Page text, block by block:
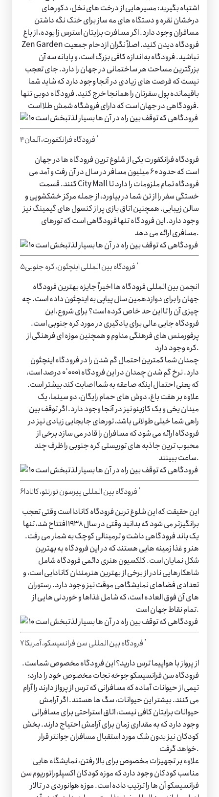
اشتباه بگیرید: مسیرهایی از درخت های نخل، دکورهای
درخشان نقره و دستگاه های مه ساز برای خنک نگه داشتن
مسافران وجود دارد. اگر مسافرت برایتان استرس زا بوده، از باغ
Zen Garden فرودگاه دیدن کنید. اصلاً نگران ازدحام جمعیت
نباشید. فرودگاه به اندازه کافی بزرگ است، و پایانه سه آن
بزرگترین مساحت هر ساختمانی در جهان را دارد. جای تعجب
نیست که فرصت های زیادی در آنجا وجود دارد که شاید شما
باقیمانده پول سفرتان را همانجا خرج کنید. فرودگاه دوبی تنها
فرودگاهی در جهان است که دارای فروشگاه شمش طلا است.
۴٫ فرودگاه فرانکفورت، آلمان
فرودگاه فرانکفورت یکی از شلوغ ترین فرودگاه ها در جهان
است که حدود ۶۰ میلیون مسافر در سال در آن رفت و آمد می
کنند. قسمت City Mall فرودگاه تمام ملزومات را دارد تا
خستگی سفر را از تن شما در بیاورد، از جمله مرکز خشکشویی و
سالن زیبایی. همچنین اتاق بازی پر از کنسول های گیمینگ نیز
وجود دارد. این فرودگاه تنها فرودگاهی است که تورهای
مسافری ارائه می دهد.
۵٫ فرودگاه بین المللی اینچئون، کره جنوبی
انجمن بین المللی فرودگاه ها اخیراً جایزه بهترین فرودگاه
جهان را برای دوازدهمین سال پیاپی به اینچئون داده است. چه
چیزی آن را تا این حد خاص کرده است؟ برای شروع، این
فرودگاه جایی عالی برای یادگیری در مورد کره جنوبی است.
پرفورمنس های فرهنگی مداوم و همچنین موزه ای فرهنگی از
کره وجود دارد.
چمدان شما کمترین احتمال گم شدن را در فرودگاه اینچئون
دارد. نرخ گم شدن چمدان در این فرودگاه ۰٫۰۰۰۱ درصد است،
که یعنی احتمال اینکه صاعقه به شما اصابت کند بیشتر است.
علاوه بر هفت باغ، دوش های حمام رایگان، دو سینما، یک
میدان یخی و یک کازینو نیز در آنجا وجود دارد. اگر توقف بین
راهی شما خیلی طولانی باشد، تورهای جابجایی زیادی نیز در
فرودگاه ارائه می شود که مسافران را قادر می سازد برخی از
محبوب ترین جاذبه های توریستی کره جنوبی را ظرف چند
ساعت ببینند.
۶٫ فرودگاه بین المللی پیرسون تورنتو، کانادا
این حقیقت که این شلوغ ترین فرودگاه کانادا است وقتی تعجب
برانگیزتر می شود که بدانید وقتی در سال ۱۹۳۸ افتتاح شد، تنها
یک باند فرودگاهی داشت و ترمینالی کوچک به شمار می رفت.
هنر و غذا زمینه هایی هستند که در این فرودگاه به بهترین
شکل نمایان است. کلکسیون هنری دائمی فرودگاه شامل
شاهکارهایی نادر از برخی از بهترین هنرمندان کانادایی است، و
تعدادی فضاهای نمایشگاهی موقت نیز وجود دارد. رستوران
های آن فوق العاده است، که شامل غذاها و خوردنی هایی از
تمام نقاط جهان است.
۷٫ فرودگاه بین المللی سن فرانسیسکو، آمریکا
از پرواز با هواپیما ترس دارید؟ این فرودگاه مخصوص شماست.
فرودگاه سن فرانسیسکو جوخه نجات مخصوص خود را دارد؛
تیمی از حیوانات آماده که مسافرانی که ترس از پرواز دارند را آرام
می کنند. بیشتر این حیوانات، سگ ها هستند. اگر آرامش
حیوانات برایتان کافی نیست، اتاق استراحتی برای مسافرانی
وجود دارد که به مقداری زمان برای آرامش احتیاج دارند. بخش
کودکان نیز بدون شک مورد استقبال مسافران جوانتر قرار
خواهد گرفت.
علاوه بر تجهیزات مخصوص برای بالا رفتن، نمایشگاه هایی
مناسب کودکان وجود دارد که موزه کودکان اکسپلوراتوریوم سن
فرانسیسکو آن ها را ترتیب داده است. موزه هوانوردی در تالار